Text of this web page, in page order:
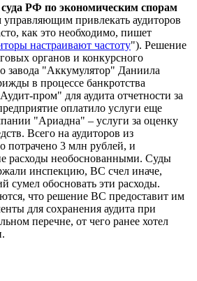
РФ по экономическим спорам
привлекать аудиторов
как это необходимо, пишет
настраивают частоту"). Решение
органов и конкурсного
завода "Аккумулятор" Даниила
в процессе банкротства
пром" для аудита отчетности за
оплатило услуги еще
"Ариадна" – услуги за оценку
Всего на аудиторов из
потрачено 3 млн рублей, и
расходы необоснованными. Суды
инспекцию, ВС счел иначе,
сумел обосновать эти расходы.
что решение ВС предоставит им
для сохранения аудита при
перечне, от чего ранее хотел